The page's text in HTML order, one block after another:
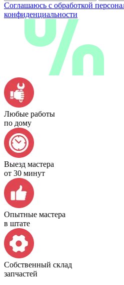
Соглашаюсь с обработкой
конфиденциальности
Любые работы
по дому
Выезд мастера
от 30 минут
Опытные мастера
в штате
Собственный склад
запчастей